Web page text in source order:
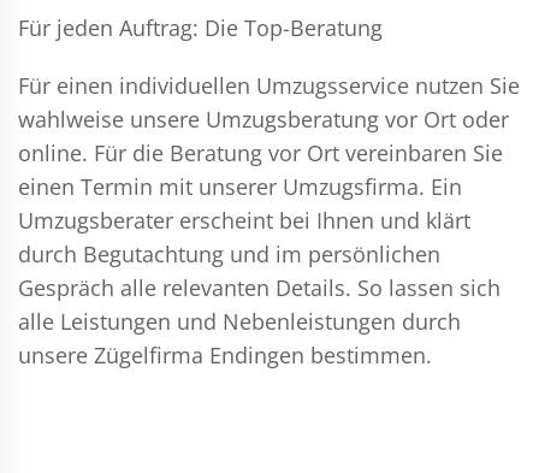
Für jeden Auftrag: Die Top-Beratung
Für einen individuellen Umzugsservice nutzen Sie
wahlweise unsere Umzugsberatung vor Ort oder
online. Für die Beratung vor Ort vereinbaren Sie
einen Termin mit unserer Umzugsfirma. Ein
Umzugsberater erscheint bei Ihnen und klärt
durch Begutachtung und im persönlichen
Gespräch alle relevanten Details. So lassen sich
alle Leistungen und Nebenleistungen durch
unsere Zügelfirma Endingen bestimmen.